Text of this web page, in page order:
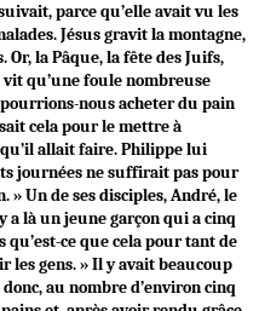
parce qu’elle avait vu les
Jésus gravit la montagne,
Or, la Pâque, la fête des Juifs,
vit qu’une foule nombreuse
nous acheter du pain
cela pour le mettre à
allait faire. Philippe lui
journées ne suffirait pas pour
» Un de ses disciples, André, le
a là un jeune garçon qui a cinq
qu’est-ce que cela pour tant de
les gens. » Il y avait beaucoup
au nombre d’environ cinq